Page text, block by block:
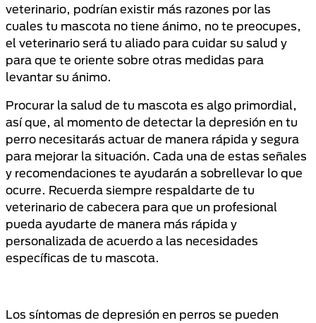
veterinario, podrían existir más razones por las
cuales tu mascota no tiene ánimo, no te preocupes,
el veterinario será tu aliado para cuidar su salud y
para que te oriente sobre otras medidas para
levantar su ánimo.
Procurar la salud de tu mascota es algo primordial,
así que, al momento de detectar la depresión en tu
perro necesitarás actuar de manera rápida y segura
para mejorar la situación. Cada una de estas señales
y recomendaciones te ayudarán a sobrellevar lo que
ocurre. Recuerda siempre respaldarte de tu
veterinario de cabecera para que un profesional
pueda ayudarte de manera más rápida y
personalizada de acuerdo a las necesidades
específicas de tu mascota.
Los síntomas de depresión en perros se pueden